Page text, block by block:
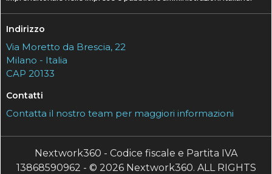
Indirizzo
Via Moretto da Brescia, 22
Milano - Italia
CAP 20133
Contatti
Contatta il nostro team per maggiori informazioni
Nextwork360 - Codice fiscale e Partita IVA
13868590962 - © 2026 Nextwork360. ALL RIGHTS